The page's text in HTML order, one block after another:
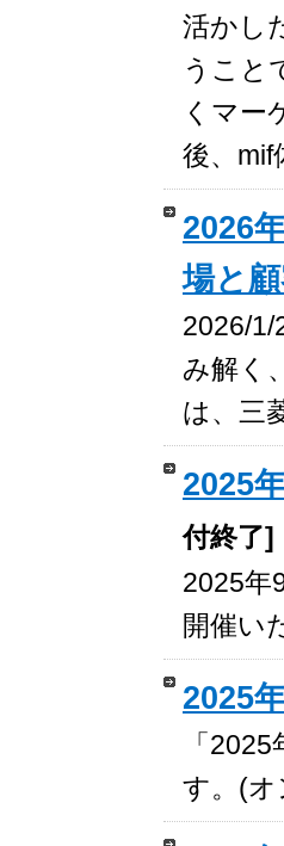
活かし
うこと
くマー
後、mif
2026
場と
2026/
み解く
は、三
2025
付終了]
2025年
開催い
2025
「
す。(オ